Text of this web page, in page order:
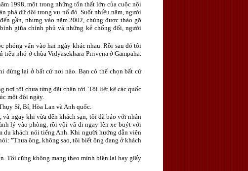
1998, một trong những tổn thất lớn của cuộc nội
phá dữ dội trong vụ nổ đó. Suốt nhiều năm, người
gần, nhưng vào năm 2002, chúng được tháo gỡ
giũa chính phủ và những kẻ chống đối, người
phỏng vấn vào hai ngày khác nhau. Rồi sau đó tôi
nhỏ ở chùa Vidyasekhara Pirivena ở Gampaha.
dừng lại ở bất cứ nơi nào. Bạn có thể chọn bất cứ
nơi tôi chưa từng đặt chân tới. Tôi liệt kê các quốc
một đôi ngày.
Sĩ, Bỉ, Hòa Lan và Anh quốc.
ngay khi vừa đến khách sạn, tôi đã bảo với nhân
lý vào phòng, rồi vội vã đi ngay lên xe buýt với
du khách nói tiếng Anh. Khi người hướng dẫn viên
"Thưa ông, không sao, tôi biết ông đang ở khách
Tôi cũng không mang theo mình biên lai hay giấy